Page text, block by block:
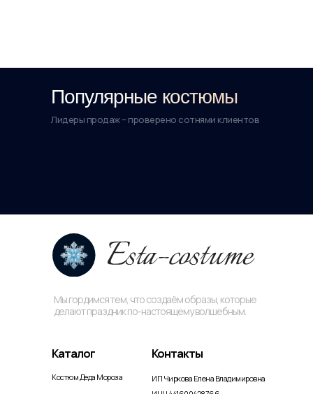
Популярные костюмы
Лидеры продаж – проверено сотнями клиентов
Мы гордимся тем, что создаём образы, которые
делают праздник по-настоящему волшебным.
ИП Чиркова Елена Владимировна
Костюм Деда Мороза
Контакты
Каталог